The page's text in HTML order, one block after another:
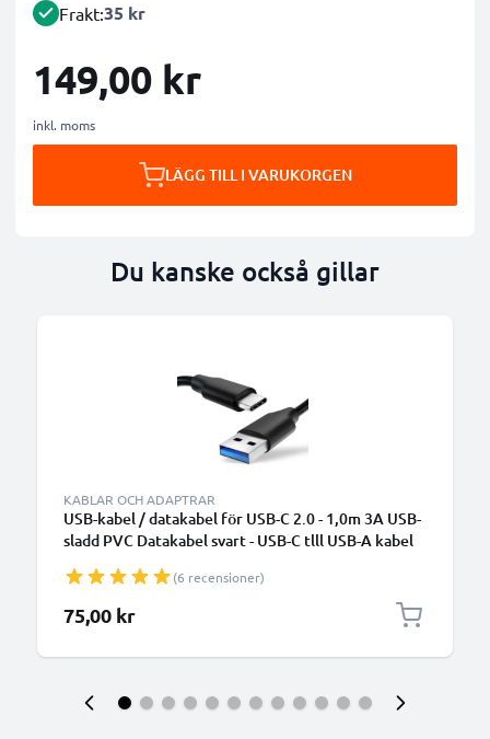
Frakt:35 kr
149,00 kr
inkl. moms
LÄGG TILL I VARUKORGEN
Du kanske också gillar
KABLAR OCH ADAPTRAR
USB-kabel / datakabel för USB-C 2.0 - 1,0m 3A USB-
sladd PVC Datakabel svart - USB-C tlll USB-A kabel
(6 recensioner)
75,00 kr